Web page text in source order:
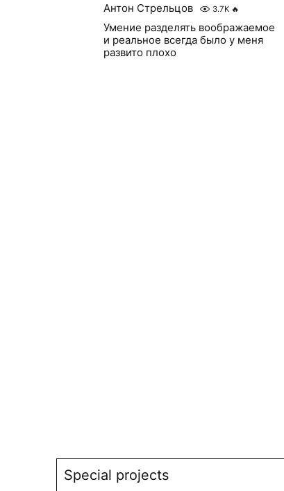
Антон Стрельцов 3.7K 🔥
Умение разделять воображаемое
и реальное всегда было у меня
развито плохо
Special projects